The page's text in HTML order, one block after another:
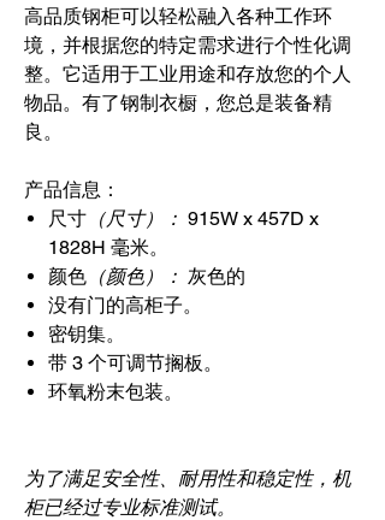
高品质钢柜可以轻松融入各种工作环
境，并根据您的特定需求进行个性化调
整。它适用于工业用途和存放您的个人
物品。有了钢制衣橱，您总是装备精
良。
产品信息：
尺寸 （尺寸）： 915W x 457D x
1828H 毫米。
颜色 （颜色）： 灰色的
没有门的高柜子。
密钥集。
带 3 个可调节搁板。
环氧粉末包装。
为了满足安全性、耐用性和稳定性，机
柜已经过专业标准测试。